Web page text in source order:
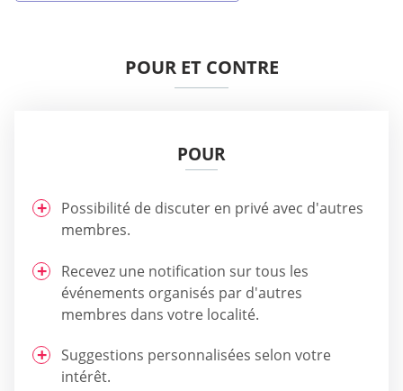
POUR ET CONTRE
POUR
Possibilité de discuter en privé avec d'autres
membres.
Recevez une notification sur tous les
événements organisés par d'autres
membres dans votre localité.
Suggestions personnalisées selon votre
intérêt.